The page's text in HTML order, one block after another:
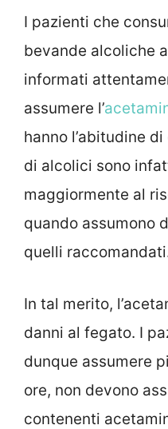
I pazienti che
bevande alcoliche
informati
assumere l’
hanno l’abitudine
di alcolici sono
maggiormente al
quando assumono
quelli
In tal merito,
danni al fegato. I
dunque assumere
ore, non devono
contenenti